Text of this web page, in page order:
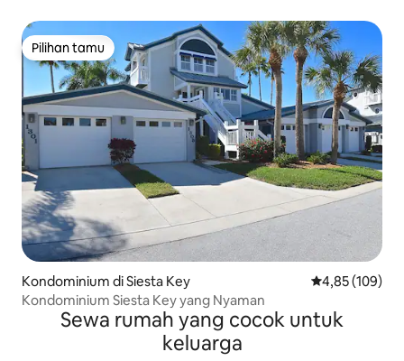
Pilihan tamu
Pilihan tamu
Kondominium di Siesta Key Nilai rata-rata
4,85 (109)
Kondominium Siesta Key yang Nyaman
Sewa rumah yang cocok untuk
keluarga